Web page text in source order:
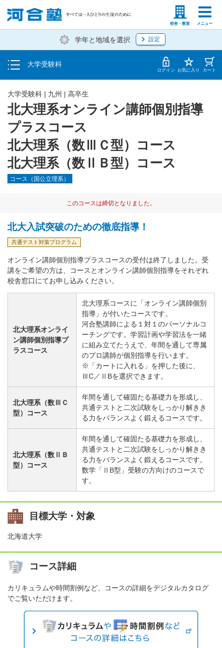
校舎・教室 メニュー
塾生の方 高等学校の先生
学年と地域を選択 設定
大学受験科
入塾説明会・個別相談
学費・入塾手続き方法
入塾から授業開始までのスケジュール ログイン お気に入り カート
北大理系オンライン講師個別指導
プラスコース
北大理系（数ⅢＣ型）コース
北大理系（数ⅡＢ型）コース
大学受験科 | 九州 | 高卒生
コース（国公立理系）
このコースは締切となりました。
北大入試突破のための徹底指導！
共通テスト対策プログラム
オンライン講師個別指導プラスコースの受付は終了しました。受
講をご希望の方は、コースとオンライン講師個別指導をそれぞれ
校舎窓口にてお申し込みください。
北大理系オンライ
ン講師個別指導プ
ラスコース
北大理系コースに「オンライン講師個別
指導」が付いたコースです。
河合塾講師による１対１のパーソナルコ
ーチングです。学習計画や学習法を一緒
に組み立てたうえで、年間を通して専属
のプロ講師が個別指導を行います。
※「カートに入れる」を押した後に、
ⅢC／ⅡBを選択できます。
北大理系（数ⅢＣ
型）コース
年間を通して確固たる基礎力を形成し、
共通テストと二次試験をしっかり解きき
る力をバランスよく鍛えるコースです。
北大理系（数ⅡＢ
型）コース
年間を通して確固たる基礎力を形成し、
共通テストと二次試験をしっかり解きき
る力をバランスよく鍛えるコースです。
数学「ⅡB型」受験の方向けのコースで
す。
目標大学・対象
北海道大学
コース詳細
カリキュラムや時間割例など、コースの詳細をデジタルカタログ
でご覧いただけます。